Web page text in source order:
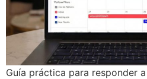
Guía práctica para responder